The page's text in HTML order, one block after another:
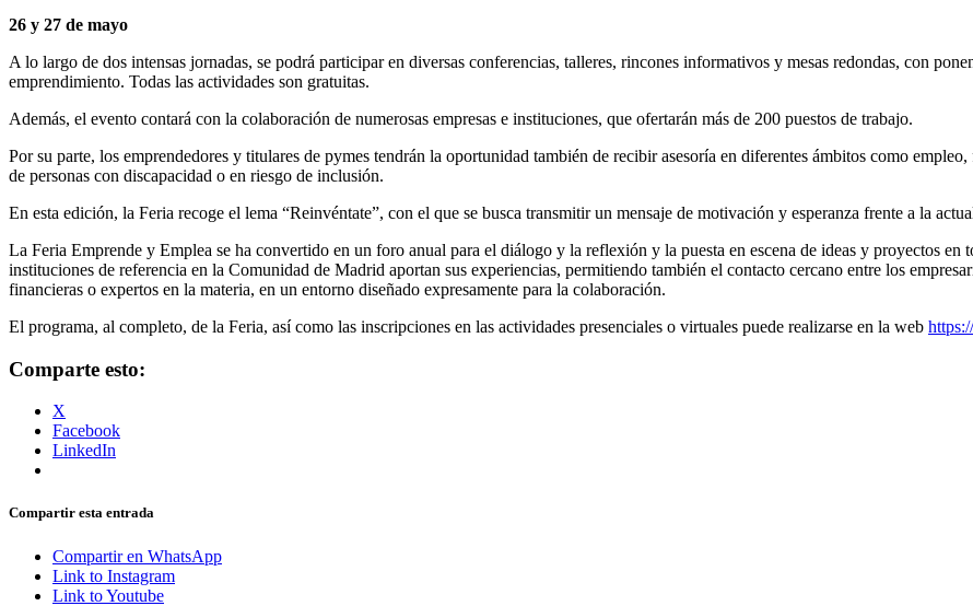
26 y 27 de mayo
A lo largo de dos intensas jornadas, se podrá participar en diversas conferencias, talleres, rincones informativos y mesas redondas, con
emprendimiento. Todas las actividades son gratuitas.
Además, el evento contará con la colaboración de numerosas empresas e instituciones, que ofertarán más de 200 puestos de trabajo.
Por su parte, los emprendedores y titulares de pymes tendrán la oportunidad también de recibir asesoría en diferentes ámbitos como
de personas con discapacidad o en riesgo de inclusión.
En esta edición, la Feria recoge el lema “Reinvéntate”, con el que se busca transmitir un mensaje de motivación y esperanza frente a la
La Feria Emprende y Emplea se ha convertido en un foro anual para el diálogo y la reflexión y la puesta en escena de ideas y proyectos
instituciones de referencia en la Comunidad de Madrid aportan sus experiencias, permitiendo también el contacto cercano entre los
financieras o expertos en la materia, en un entorno diseñado expresamente para la colaboración.
El programa, al completo, de la Feria, así como las inscripciones en las actividades presenciales o virtuales puede realizarse en la web
Comparte esto:
X
Facebook
LinkedIn
Compartir esta entrada
Compartir en WhatsApp
Link to Instagram
Link to Youtube